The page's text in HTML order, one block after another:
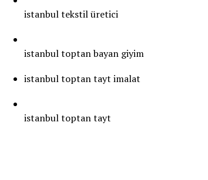
istanbul tekstil üretici
istanbul toptan bayan giyim
istanbul toptan tayt imalat
istanbul toptan tayt